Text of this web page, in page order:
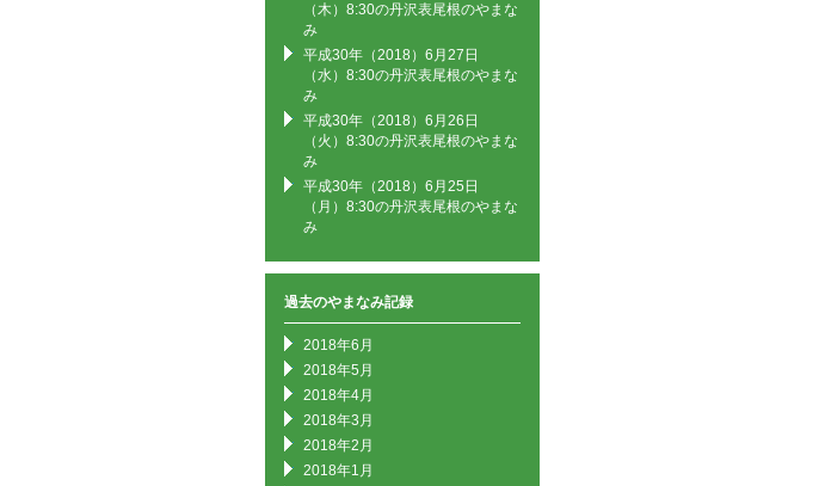
（木）8:30の丹沢表尾根のやまな
み
平成30年（2018）6月27日
（水）8:30の丹沢表尾根のやまな
み
平成30年（2018）6月26日
（火）8:30の丹沢表尾根のやまな
み
平成30年（2018）6月25日
（月）8:30の丹沢表尾根のやまな
み
過去のやまなみ記録
2018年6月
2018年5月
2018年4月
2018年3月
2018年2月
2018年1月